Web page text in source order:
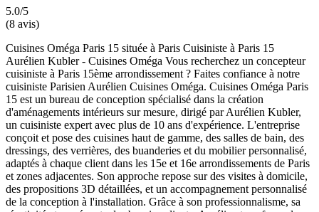
5.0/5
(8 avis)
Cuisines Oméga Paris 15 située à Paris Cuisiniste à Paris 15
Aurélien Kubler - Cuisines Oméga Vous recherchez un concepteur
cuisiniste à Paris 15ème arrondissement ? Faites confiance à notre
cuisiniste Parisien Aurélien Cuisines Oméga. Cuisines Oméga Paris
15 est un bureau de conception spécialisé dans la création
d'aménagements intérieurs sur mesure, dirigé par Aurélien Kubler,
un cuisiniste expert avec plus de 10 ans d'expérience. L'entreprise
conçoit et pose des cuisines haut de gamme, des salles de bain, des
dressings, des verrières, des buanderies et du mobilier personnalisé,
adaptés à chaque client dans les 15e et 16e arrondissements de Paris
et zones adjacentes. Son approche repose sur des visites à domicile,
des propositions 3D détaillées, et un accompagnement personnalisé
de la conception à l'installation. Grâce à son professionnalisme, sa